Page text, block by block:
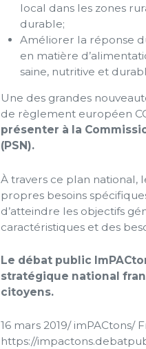
local dans les zones
durable;
Améliorer la réponse
en matière
saine, nutritive et
Une des grandes
de règlement européen
présenter à la
(PSN).
À travers ce plan national,
propres besoins
d’atteindre les objectifs
caractéristiques et des
Le débat public
stratégique national
citoyens.
16 mars 2019/ imPACtons/
https://